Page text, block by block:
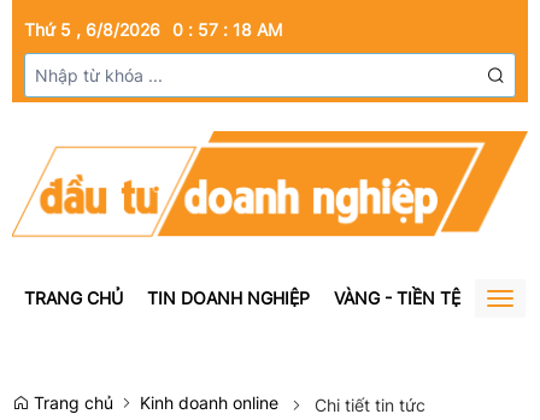
Thứ 5 , 6/8/2026 0 : 57 : 18 AM
TRANG CHỦ TIN DOANH NGHIỆP VÀNG - TIỀN TỆ BẤT
Trang chủ Kinh doanh online Chi tiết tin tức